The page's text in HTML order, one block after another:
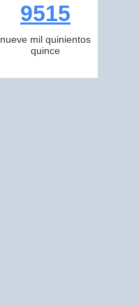
9515
nueve mil quinientos
quince